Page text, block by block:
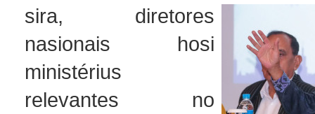
sira, diretores
nasionais hosi
ministérius
relevantes no